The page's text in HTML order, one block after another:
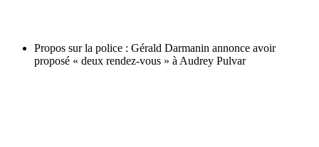
Propos sur la police : Gérald Darmanin annonce avoir
proposé « deux rendez-vous » à Audrey Pulvar